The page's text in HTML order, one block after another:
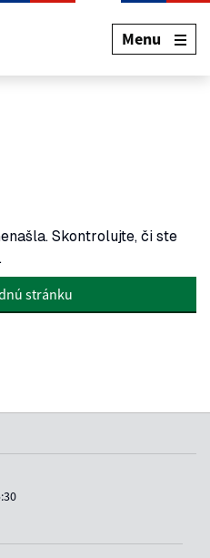
Menu
Skontrolujte, či ste
stránku